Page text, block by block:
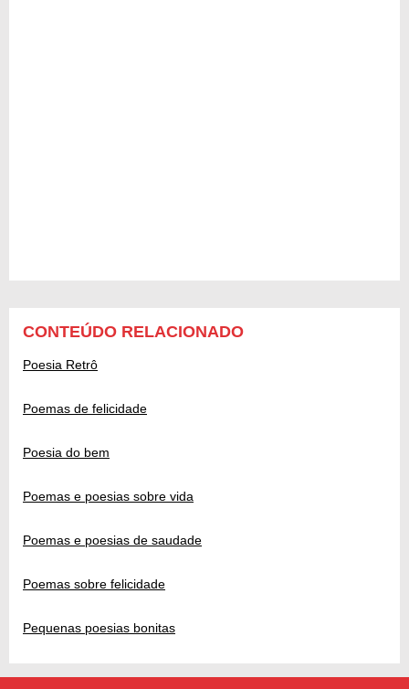
CONTEÚDO RELACIONADO
Poesia Retrô
Poemas de felicidade
Poesia do bem
Poemas e poesias sobre vida
Poemas e poesias de saudade
Poemas sobre felicidade
Pequenas poesias bonitas